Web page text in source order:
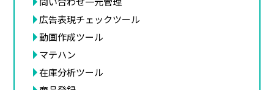
広告表現チェックツール
動画作成ツール
マテハン
在庫分析ツール